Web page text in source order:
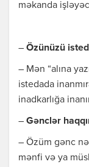
məkanda
– Özünüzü
– Mən “alına
istedada
inadkarlığa
– Gənclər
– Özüm gənc
mənfi və ya